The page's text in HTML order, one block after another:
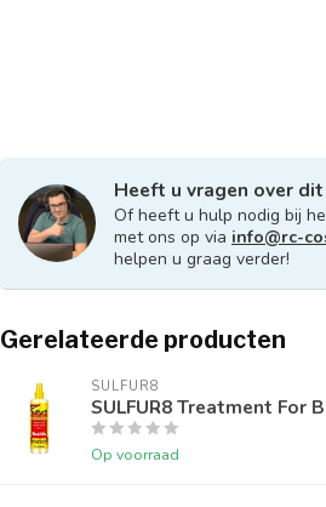
Heeft u vragen over
Of heeft u hulp nodig bij
met ons op via info@rc-
helpen u graag verder!
Gerelateerde producten
SULFUR8
SULFUR8 Treatment For
Op voorraad